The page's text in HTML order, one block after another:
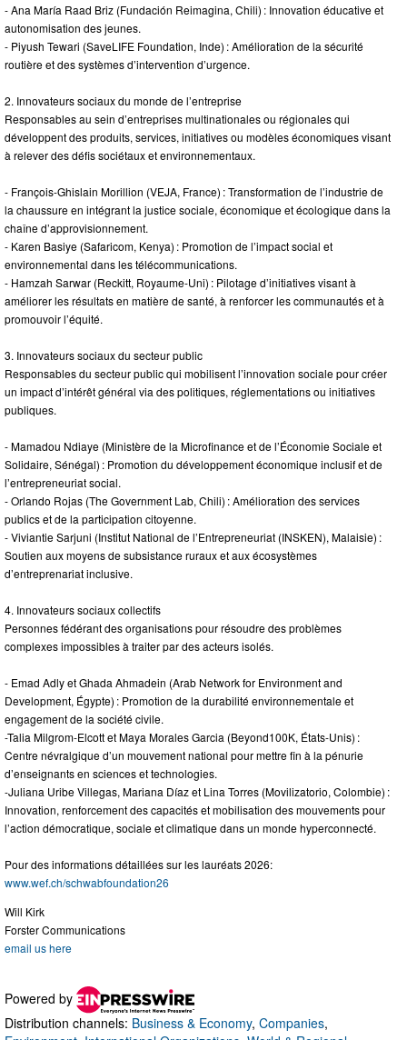
- Ana María Raad Briz (Fundación Reimagina, Chili) : Innovation éducative et
autonomisation des jeunes.
- Piyush Tewari (SaveLIFE Foundation, Inde) : Amélioration de la sécurité
routière et des systèmes d’intervention d’urgence.
2. Innovateurs sociaux du monde de l’entreprise
Responsables au sein d’entreprises multinationales ou régionales qui
développent des produits, services, initiatives ou modèles économiques visant
à relever des défis sociétaux et environnementaux.
- François-Ghislain Morillion (VEJA, France) : Transformation de l’industrie de
la chaussure en intégrant la justice sociale, économique et écologique dans la
chaîne d’approvisionnement.
- Karen Basiye (Safaricom, Kenya) : Promotion de l’impact social et
environnemental dans les télécommunications.
- Hamzah Sarwar (Reckitt, Royaume-Uni) : Pilotage d’initiatives visant à
améliorer les résultats en matière de santé, à renforcer les communautés et à
promouvoir l’équité.
3. Innovateurs sociaux du secteur public
Responsables du secteur public qui mobilisent l’innovation sociale pour créer
un impact d’intérêt général via des politiques, réglementations ou initiatives
publiques.
- Mamadou Ndiaye (Ministère de la Microfinance et de l’Économie Sociale et
Solidaire, Sénégal) : Promotion du développement économique inclusif et de
l’entrepreneuriat social.
- Orlando Rojas (The Government Lab, Chili) : Amélioration des services
publics et de la participation citoyenne.
- Viviantie Sarjuni (Institut National de l’Entrepreneuriat (INSKEN), Malaisie) :
Soutien aux moyens de subsistance ruraux et aux écosystèmes
d’entreprenariat inclusive.
4. Innovateurs sociaux collectifs
Personnes fédérant des organisations pour résoudre des problèmes
complexes impossibles à traiter par des acteurs isolés.
- Emad Adly et Ghada Ahmadein (Arab Network for Environment and
Development, Égypte) : Promotion de la durabilité environnementale et
engagement de la société civile.
-Talia Milgrom-Elcott et Maya Morales Garcia (Beyond100K, États-Unis) :
Centre névralgique d’un mouvement national pour mettre fin à la pénurie
d’enseignants en sciences et technologies.
-Juliana Uribe Villegas, Mariana Díaz et Lina Torres (Movilizatorio, Colombie) :
Innovation, renforcement des capacités et mobilisation des mouvements pour
l’action démocratique, sociale et climatique dans un monde hyperconnecté.
Pour des informations détaillées sur les lauréats 2026:
www.wef.ch/schwabfoundation26
Will Kirk
Forster Communications
email us here
Powered by
Distribution channels: Business & Economy, Companies,